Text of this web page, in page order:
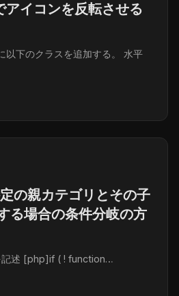
イコンを反転させる
以下のクラスを追加する。 水平
の親カテゴリとその子
る場合の条件分岐の方
述 [php]if ( ! function…